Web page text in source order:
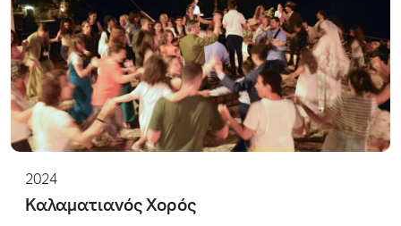
2024
Καλαματιανός Χορός